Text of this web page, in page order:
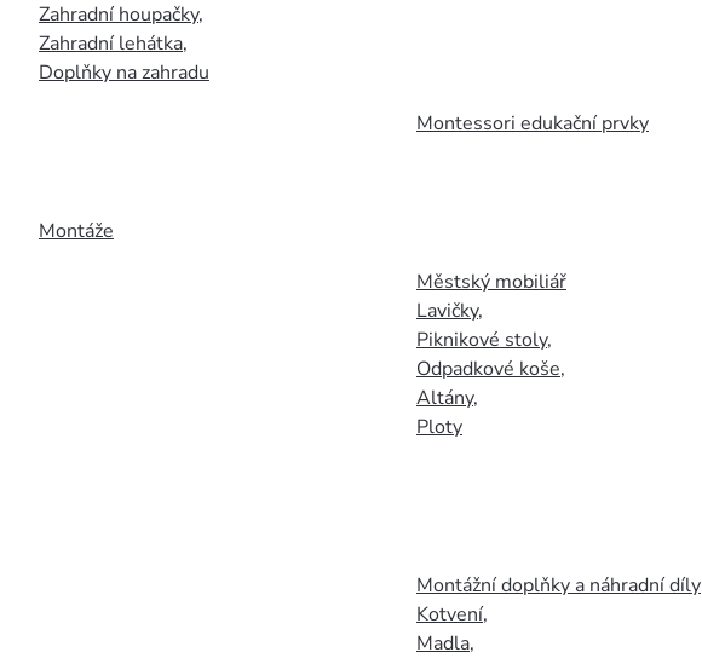
Zahradní houpačky,
Zahradní lehátka,
Doplňky na zahradu
Montáže
Montessori edukační prvky
Městský mobiliář
Lavičky,
Piknikové stoly,
Odpadkové koše,
Altány,
Ploty
Montážní doplňky a náhradní díly
Kotvení,
Madla,